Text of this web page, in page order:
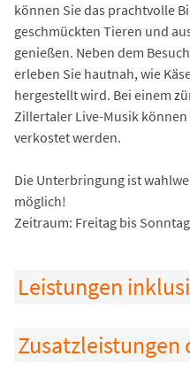
können Sie das prachtvolle
geschmückten Tieren und
genießen. Neben dem
erleben Sie hautnah, wie
hergestellt wird. Bei einem
Zillertaler Live-Musik
verkostet werden.
Die Unterbringung ist
möglich!
Zeitraum: Freitag bis
Leistungen
Zusatzleistungen